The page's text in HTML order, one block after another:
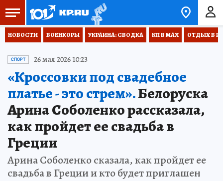
НОВОСТИ ВОЕНКОРЫ УКРАИНА: СВОДКА КП В МАХ ОТДЫХ В
СПОРТ 26 мая 2026 10:23
«Кроссовки под свадебное
платье - это стрем».Белоруска
Арина Соболенко рассказала,
как пройдет ее свадьба в
Греции
Арина Соболенко сказала, как пройдет ее
свадьба в Греции и кто будет приглашен